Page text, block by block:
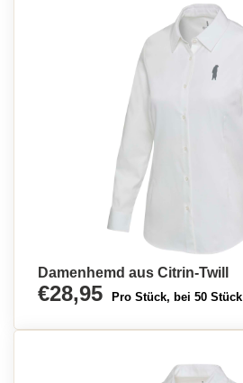
Damenhemd aus Citrin-Twill
€28,95 Pro Stück, bei 50 Stück